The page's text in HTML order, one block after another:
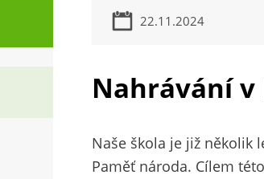
22.11.2024
Nahrávání v
Naše škola je již několik
Paměť národa. Cílem